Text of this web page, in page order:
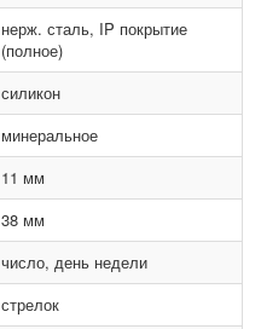
нерж. сталь, IP покрытие
(полное)
силикон
минеральное
11 мм
38 мм
число, день недели
стрелок